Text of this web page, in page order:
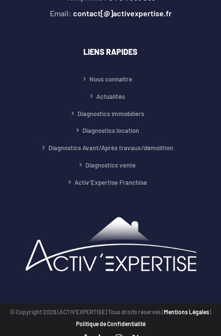
Email: contact[@]activexpertise.fr
LIENS RAPIDES
Nous connaître
Actualités
Diagnostics immobiliers
Diagnostics location
Diagnostics Avant/Après travaux/démolition
Diagnostics vente
Activ’Expertise Franchise
© Copyright2026 | ACTIV'EXPERTISE | Tous droits réservés |Mentions Légales|
Politique de Confidentialité